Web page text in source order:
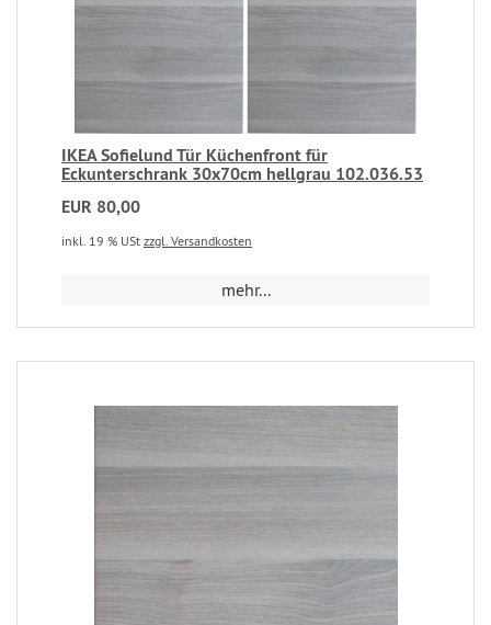
IKEA Sofielund Tür Küchenfront für
Eckunterschrank 30x70cm hellgrau 102.036.53
EUR 80,00
inkl. 19 % USt zzgl. Versandkosten
mehr...